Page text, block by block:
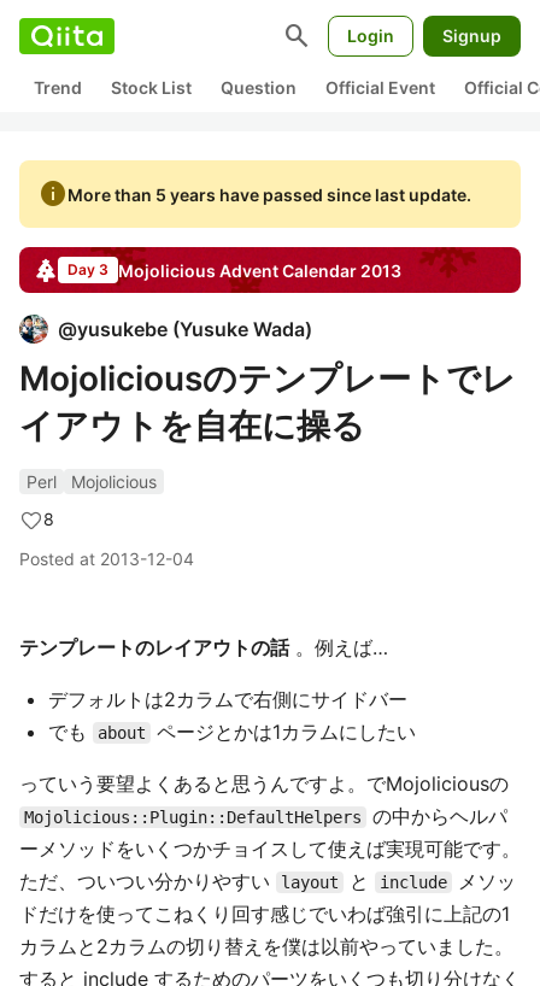
search Login Signup
Trend Stock List Question Official Event Official
infoMore than 5 years have passed since last update.
Day 3 Mojolicious Advent Calendar 2013
@yusukebe (Yusuke Wada)
Mojoliciousのテンプレートでレ
イアウトを自在に操る
Perl
Mojolicious
8
Posted at 2013-12-04
テンプレートのレイアウトの話。例えば…
デフォルトは2カラムで右側にサイドバー
でも
about ページとかは1カラムにしたい
っていう要望よくあると思うんですよ。でMojoliciousの
Mojolicious::Plugin::DefaultHelpers
の中からヘルパ
ーメソッドをいくつかチョイスして使えば実現可能です。
ただ、ついつい分かりやすい
layout と include
メソッ
ドだけを使ってこねくり回す感じでいわば強引に上記の1
カラムと2カラムの切り替えを僕は以前やっていました。
すると include するためのパーツをいくつも切り分けなく